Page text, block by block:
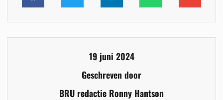
19 juni 2024
Geschreven door
BRU redactie Ronny Hantson